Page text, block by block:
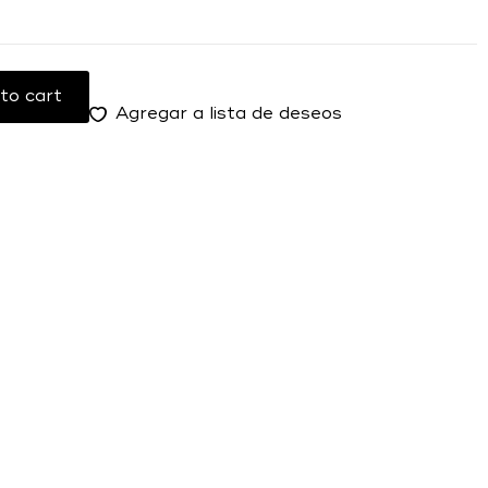
cart
Agregar a lista de deseos